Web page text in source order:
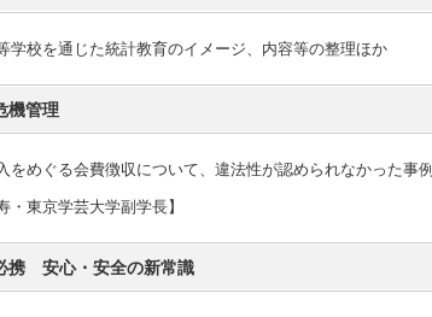
学校を通じた統計教育のイメージ、内容等の整理ほか
機管理
をめぐる会費徴収について、違法性が認められなかった事例
・東京学芸大学副学長】
携 安心・安全の新常識